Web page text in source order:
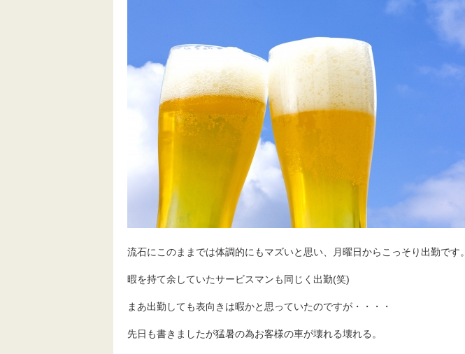
流石にこのままでは体調的にもマズいと思い、月曜日からこっそり出勤です。
暇を持て余していたサービスマンも同じく出勤(笑)
まあ出勤しても表向きは暇かと思っていたのですが・・・・
先日も書きましたが猛暑の為お客様の車が壊れる壊れる。